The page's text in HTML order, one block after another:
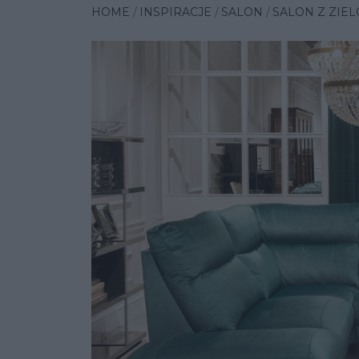
HOME INSPIRACJE SALON SALON Z